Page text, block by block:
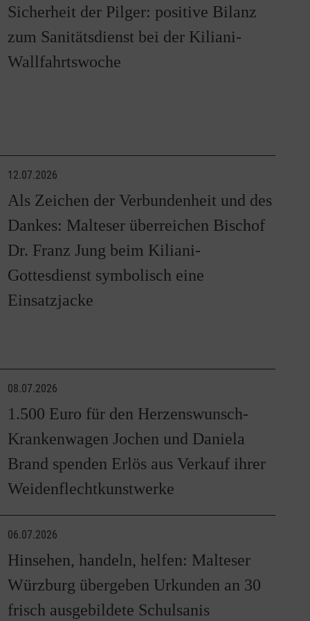
Sicherheit der Pilger: positive Bilanz
zum Sanitätsdienst bei der Kiliani-
Wallfahrtswoche
12.07.2026
Als Zeichen der Verbundenheit und des
Dankes: Malteser überreichen Bischof
Dr. Franz Jung beim Kiliani-
Gottesdienst symbolisch eine
Einsatzjacke
08.07.2026
1.500 Euro für den Herzenswunsch-
Krankenwagen Jochen und Daniela
Brand spenden Erlös aus Verkauf ihrer
Weidenflechtkunstwerke
06.07.2026
Hinsehen, handeln, helfen: Malteser
Würzburg übergeben Urkunden an 30
frisch ausgebildete Schulsanis